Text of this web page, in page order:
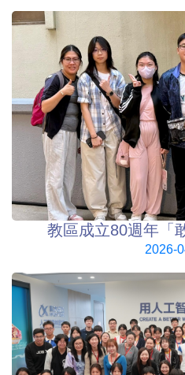
教區成立80週年「
2026-